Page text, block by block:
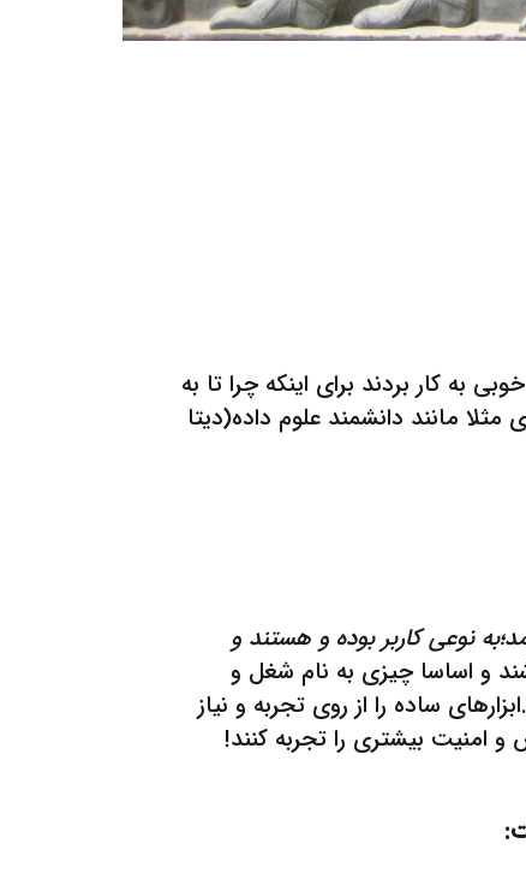
به کار بردند برای اینکه چرا تا به
مانند دانشمند علوم داده(دیتا
نوعی کاربر بوده و هستند و
و اساسا چیزی به نام شغل و
ساده را از روی تجربه و نیاز
امنیت بیشتری را تجربه کنند!